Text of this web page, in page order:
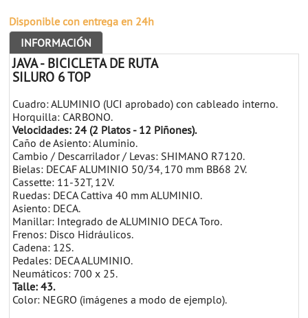
Disponible con entrega en 24h
INFORMACIÓN
JAVA - BICICLETA DE RUTA
SILURO 6 TOP
Cuadro: ALUMINIO (UCI aprobado) con cableado interno.
Horquilla: CARBONO.
Velocidades: 24 (2 Platos - 12 Piñones).
Caño de Asiento: Aluminio.
Cambio / Descarrilador / Levas: SHIMANO R7120.
Bielas: DECAF ALUMINIO 50/34, 170 mm BB68 2V.
Cassette: 11-32T, 12V.
Ruedas: DECA Cattiva 40 mm ALUMINIO.
Asiento: DECA.
Manillar: Integrado de ALUMINIO DECA Toro.
Frenos: Disco Hidráulicos.
Cadena: 12S.
Pedales: DECA ALUMINIO.
Neumáticos: 700 x 25.
Talle: 43.
Color: NEGRO (imágenes a modo de ejemplo).